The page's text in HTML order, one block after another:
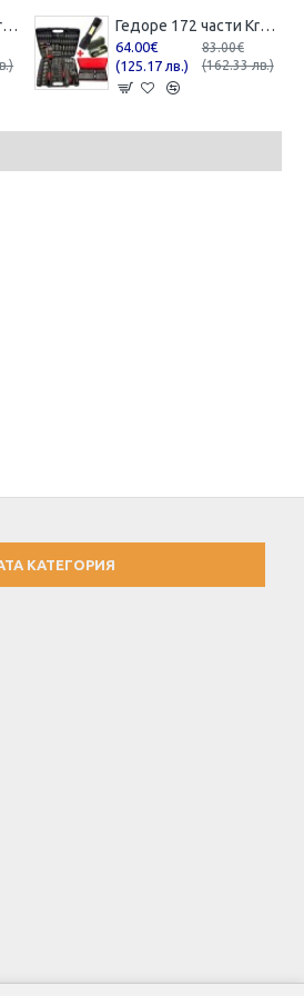
Гедоре 172 части KrafTWelle + 2 ПОДАРЪКА - Поялник 80W и USB Фенер Гедоре 172 части KrafTWelle + Накрайници 41 части
64.00€
(125.17 лв.)
83.00€
(162.33 лв.)
КАТЕГОРИЯ